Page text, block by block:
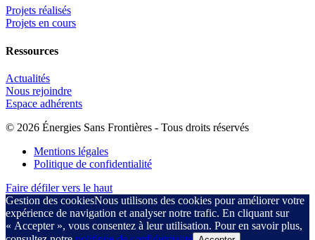
Projets réalisés
Projets en cours
Ressources
Actualités
Nous rejoindre
Espace adhérents
© 2026 Énergies Sans Frontières - Tous droits réservés
Mentions légales
Politique de confidentialité
Faire défiler vers le haut
Gestion des cookiesNous utilisons des cookies pour améliorer votre
expérience de navigation et analyser notre trafic. En cliquant sur
« Accepter », vous consentez à leur utilisation. Pour en savoir plus,